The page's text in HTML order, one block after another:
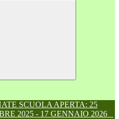
SCUOLA APERTA: 25
2025 - 17 GENNAIO 2026